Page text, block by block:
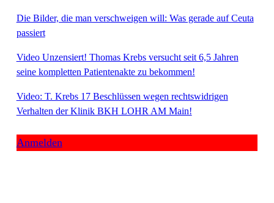
Die Bilder, die man verschweigen will: Was gerade auf Ceuta
passiert
Video Unzensiert! Thomas Krebs versucht seit 6,5 Jahren
seine kompletten Patientenakte zu bekommen!
Video: T. Krebs 17 Beschlüssen wegen rechtswidrigen
Verhalten der Klinik BKH LOHR AM Main!
Anmelden